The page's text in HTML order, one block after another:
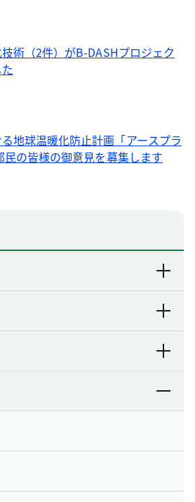
術（2件）がB-DASHプロジェク
地球温暖化防止計画「アースプラ
民の皆様の御意見を募集します